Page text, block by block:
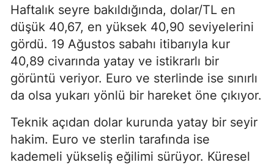
Haftalık seyre bakıldığında, dolar/TL en
düşük 40,67, en yüksek 40,90 seviyelerini
gördü. 19 Ağustos sabahı itibarıyla kur
40,89 civarında yatay ve istikrarlı bir
görüntü veriyor. Euro ve sterlinde ise sınırlı
da olsa yukarı yönlü bir hareket öne çıkıyor.
Teknik açıdan dolar kurunda yatay bir seyir
hakim. Euro ve sterlin tarafında ise
kademeli yükseliş eğilimi sürüyor. Küresel